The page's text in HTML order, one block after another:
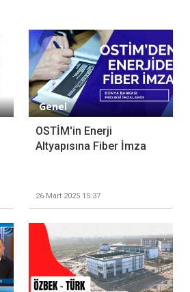
Genel
OSTİM'in Enerji
Altyapısına Fiber İmza
26 Mart 2025 15:37